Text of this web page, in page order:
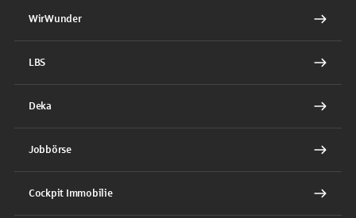
WirWunder
LBS
Deka
Jobbörse
Cockpit Immobilie